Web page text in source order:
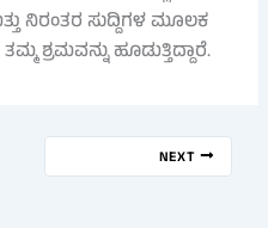
ನಿರಂತರ ಸುದ್ದಿಗಳ ಮೂಲಕ
ಶ್ರಮವನ್ನು ಹೂಡುತ್ತಿದ್ದಾರೆ.
NEXT